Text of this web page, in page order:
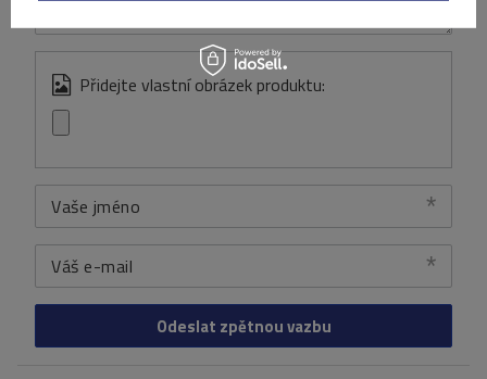
Přidejte vlastní obrázek produktu:
Vaše jméno
Váš e-mail
Odeslat zpětnou vazbu